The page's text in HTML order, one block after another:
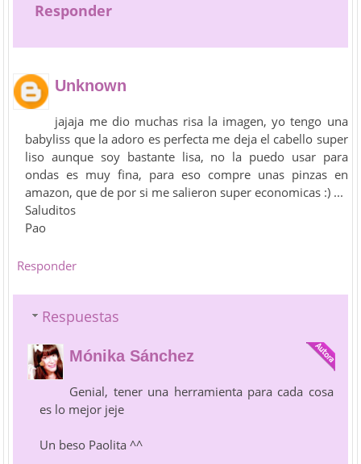
Responder
Unknown
jajaja me dio muchas risa la imagen, yo tengo una
babyliss que la adoro es perfecta me deja el cabello super
liso aunque soy bastante lisa, no la puedo usar para
ondas es muy fina, para eso compre unas pinzas en
amazon, que de por si me salieron super economicas :) ...
Saluditos
Pao
Responder
Respuestas
Mónika Sánchez
Genial, tener una herramienta para cada cosa
es lo mejor jeje
Un beso Paolita ^^